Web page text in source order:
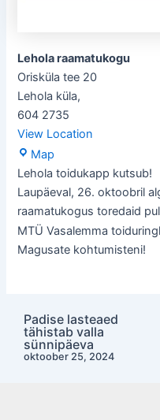
Lehola raamatukogu
Orisküla tee 20
Lehola küla,
604 2735
View Location
Map
raamatukogu
Lehola toidukapp kutsub!
Laupäeval, 26. oktoobril
raamatukogus toredaid
MTÜ Vasalemma
Magusate kohtumisteni!
Post
navigation
Padise lasteaed
tähistab valla
sünnipäeva
oktoober 25, 2024